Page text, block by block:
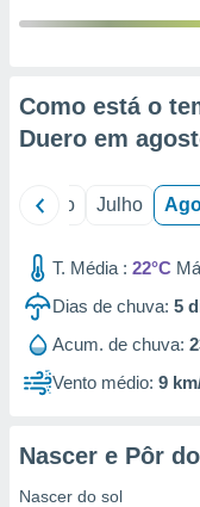
1199
Como está o
Duero em
Junho Julho
T. Média : 22°C
Dias de chuva: 5
Acum. de chuva:
Vento médio: 9
Nascer e Pôr
Nascer do sol